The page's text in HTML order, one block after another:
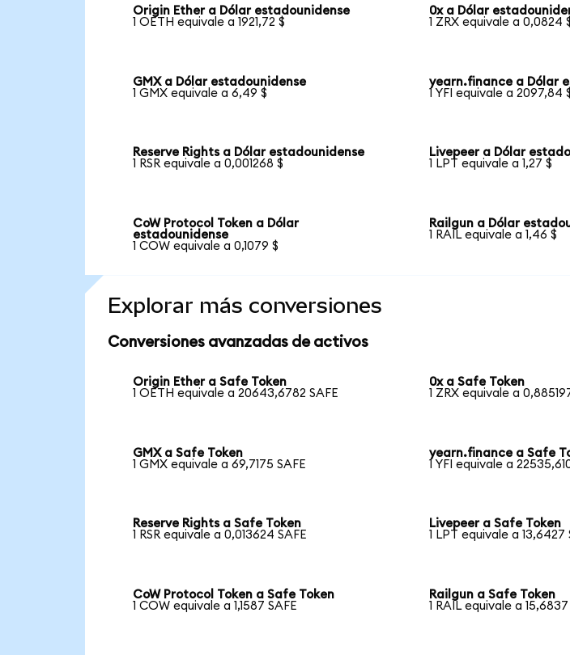
Origin Ether a Dólar estadounidense
1 OETH equivale a 1921,72 $
0x a Dólar
1 ZRX equivale a 0,0824
GMX a Dólar estadounidense
1 GMX equivale a 6,49 $
yearn.finance a Dólar
1 YFI equivale a 2097,84
Reserve Rights a Dólar estadounidense
1 RSR equivale a 0,001268 $
Livepeer a Dólar
1 LPT equivale a 1,27 $
CoW Protocol Token a Dólar
estadounidense
1 COW equivale a 0,1079 $
Railgun a Dólar
1 RAIL equivale a 1,46 $
Explorar más conversiones
Conversiones avanzadas de activos
Origin Ether a Safe Token
1 OETH equivale a 20643,6782 SAFE
0x a Safe Token
1 ZRX equivale a
GMX a Safe Token
1 GMX equivale a 69,7175 SAFE
yearn.finance a Safe
1 YFI equivale a
Reserve Rights a Safe Token
1 RSR equivale a 0,013624 SAFE
Livepeer a Safe Token
1 LPT equivale a 13,6427
CoW Protocol Token a Safe Token
1 COW equivale a 1,1587 SAFE
Railgun a Safe Token
1 RAIL equivale a 15,6837